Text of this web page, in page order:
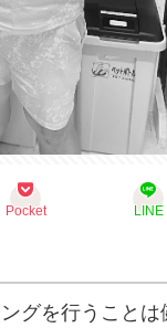
Pocket LINE
グを行うことは